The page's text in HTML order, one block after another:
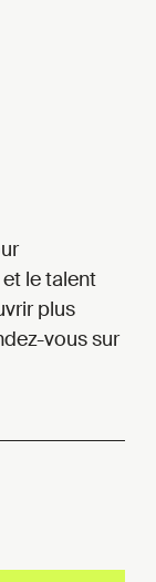
le talent
plus
vous sur